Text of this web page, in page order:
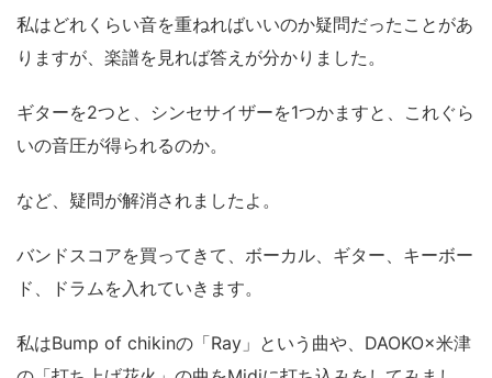
私はどれくらい音を重ねればいいのか疑問だったことがあ
りますが、楽譜を見れば答えが分かりました。
ギターを2つと、シンセサイザーを1つかますと、これぐら
いの音圧が得られるのか。
など、疑問が解消されましたよ。
バンドスコアを買ってきて、ボーカル、ギター、キーボー
ド、ドラムを入れていきます。
私はBump of chikinの「Ray」という曲や、DAOKO×米津